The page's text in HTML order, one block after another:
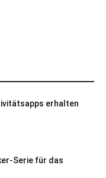
erhalten
Serie für das